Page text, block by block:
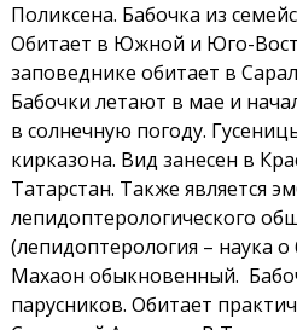
Поликсена. Бабочка из
Обитает в Южной и Юго-
заповеднике обитает в
Бабочки летают в мае и
в солнечную погоду.
кирказона. Вид занесен в
Татарстан. Также является
лепидоптерологического
(лепидоптерология – наука о
Махаон обыкновенный.
парусников. Обитает